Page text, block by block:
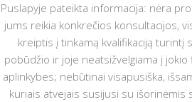
Puslapyje pateikta informacija: nėra
jums reikia konkrečios konsultacijos,
kreiptis į tinkamą kvalifikaciją turintį
pobūdžio ir joje neatsižvelgiama į
aplinkybes; nebūtinai visapusiška,
kuriais atvejais susijusi su išorinėmis